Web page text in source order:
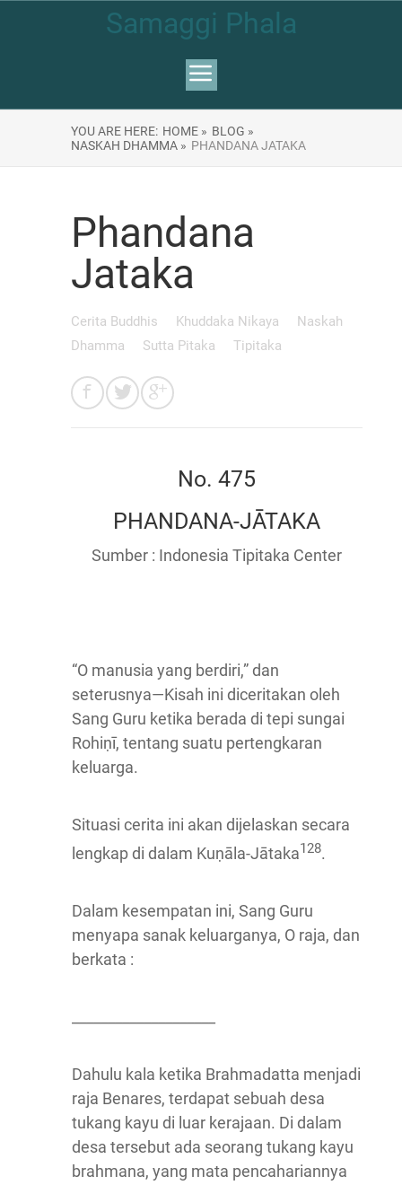
Samaggi Phala
YOU ARE HERE: HOME » BLOG »
NASKAH DHAMMA » PHANDANA JATAKA
Phandana
Jataka
Cerita Buddhis Khuddaka Nikaya
Naskah
Dhamma
Sutta Pitaka Tipitaka
No. 475
PHANDANA-JĀTAKA
Sumber : Indonesia Tipitaka Center
“O manusia yang berdiri,” dan
seterusnya—Kisah ini diceritakan oleh
Sang Guru ketika berada di tepi sungai
Rohiṇī, tentang suatu pertengkaran
keluarga.
Situasi cerita ini akan dijelaskan secara
lengkap di dalam Kuṇāla-Jātaka128.
Dalam kesempatan ini, Sang Guru
menyapa sanak keluarganya, O raja, dan
berkata :
Dahulu kala ketika Brahmadatta menjadi
raja Benares, terdapat sebuah desa
tukang kayu di luar kerajaan. Di dalam
desa tersebut ada seorang tukang kayu
brahmana, yang mata pencahariannya